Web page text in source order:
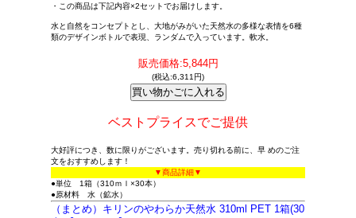
・この商品は下記内容×2セットでお届けします。
水と自然をコンセプトとし、大地がみがいた天然水の多様な表情を6種
類のデザインボトルで表現、ランダムで入っています。軟水。
販売価格:5,844円
(税込:6,311円)
ベストプライスでご提供
大好評につき、数に限りがございます。売り切れる前に、早 めのご注
文をおすすめします！
▼商品詳細▼
●単位 1箱（310ｍｌ×30本）
●原材料 水（鉱水）
（まとめ）キリンのやわらか天然水 310ml PET 1箱(30